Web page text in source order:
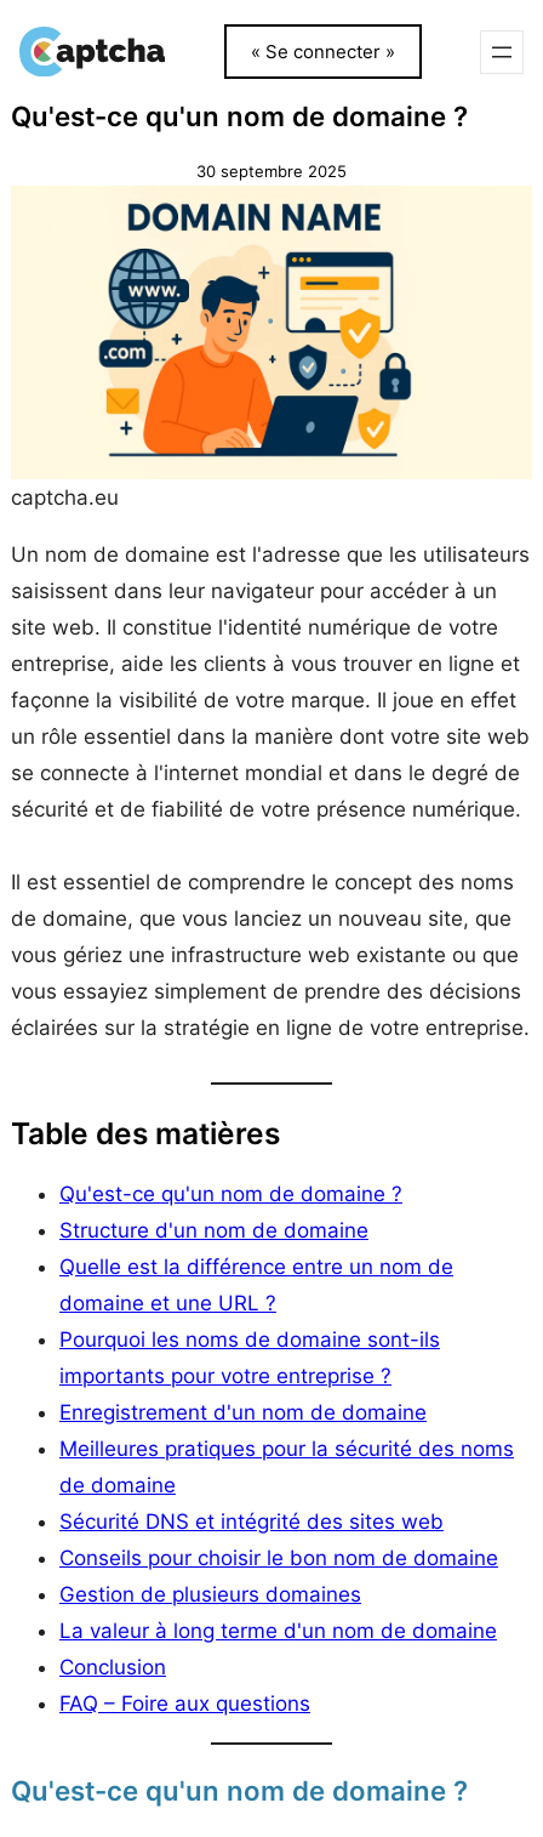
auau
« Se connecter »
Qu'est-ce qu'un nom de domaine ?
30 septembre 2025
captcha.eu
Un nom de domaine est l'adresse que les utilisateurs
saisissent dans leur navigateur pour accéder à un
site web. Il constitue l'identité numérique de votre
entreprise, aide les clients à vous trouver en ligne et
façonne la visibilité de votre marque. Il joue en effet
un rôle essentiel dans la manière dont votre site web
se connecte à l'internet mondial et dans le degré de
sécurité et de fiabilité de votre présence numérique.
Il est essentiel de comprendre le concept des noms
de domaine, que vous lanciez un nouveau site, que
vous gériez une infrastructure web existante ou que
vous essayiez simplement de prendre des décisions
éclairées sur la stratégie en ligne de votre entreprise.
Table des matières
Qu'est-ce qu'un nom de domaine ?
Structure d'un nom de domaine
Quelle est la différence entre un nom de
domaine et une URL ?
Pourquoi les noms de domaine sont-ils
importants pour votre entreprise ?
Enregistrement d'un nom de domaine
Meilleures pratiques pour la sécurité des noms
de domaine
Sécurité DNS et intégrité des sites web
Conseils pour choisir le bon nom de domaine
Gestion de plusieurs domaines
La valeur à long terme d'un nom de domaine
Conclusion
FAQ – Foire aux questions
Qu'est-ce qu'un nom de domaine ?